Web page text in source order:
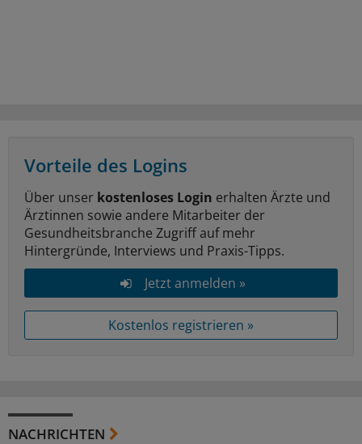
Vorteile des Logins
Über unser kostenloses Login erhalten Ärzte und
Ärztinnen sowie andere Mitarbeiter der
Gesundheitsbranche Zugriff auf mehr
Hintergründe, Interviews und Praxis-Tipps.
Jetzt anmelden »
Kostenlos registrieren »
NACHRICHTEN